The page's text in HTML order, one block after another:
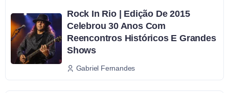
Rock In Rio | Edição De 2015
Celebrou 30 Anos Com
Reencontros Históricos E Grandes
Shows
Gabriel Fernandes